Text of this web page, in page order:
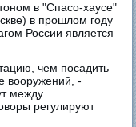
в "Спасо-хаусе"
в прошлом году
России является
чем посадить
вооружений, -
между
регулируют